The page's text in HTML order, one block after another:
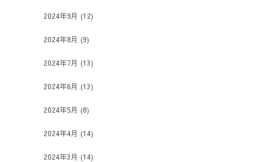
2024年9月 (12)
2024年8月 (9)
2024年7月 (13)
2024年6月 (13)
2024年5月 (8)
2024年4月 (14)
2024年3月 (14)